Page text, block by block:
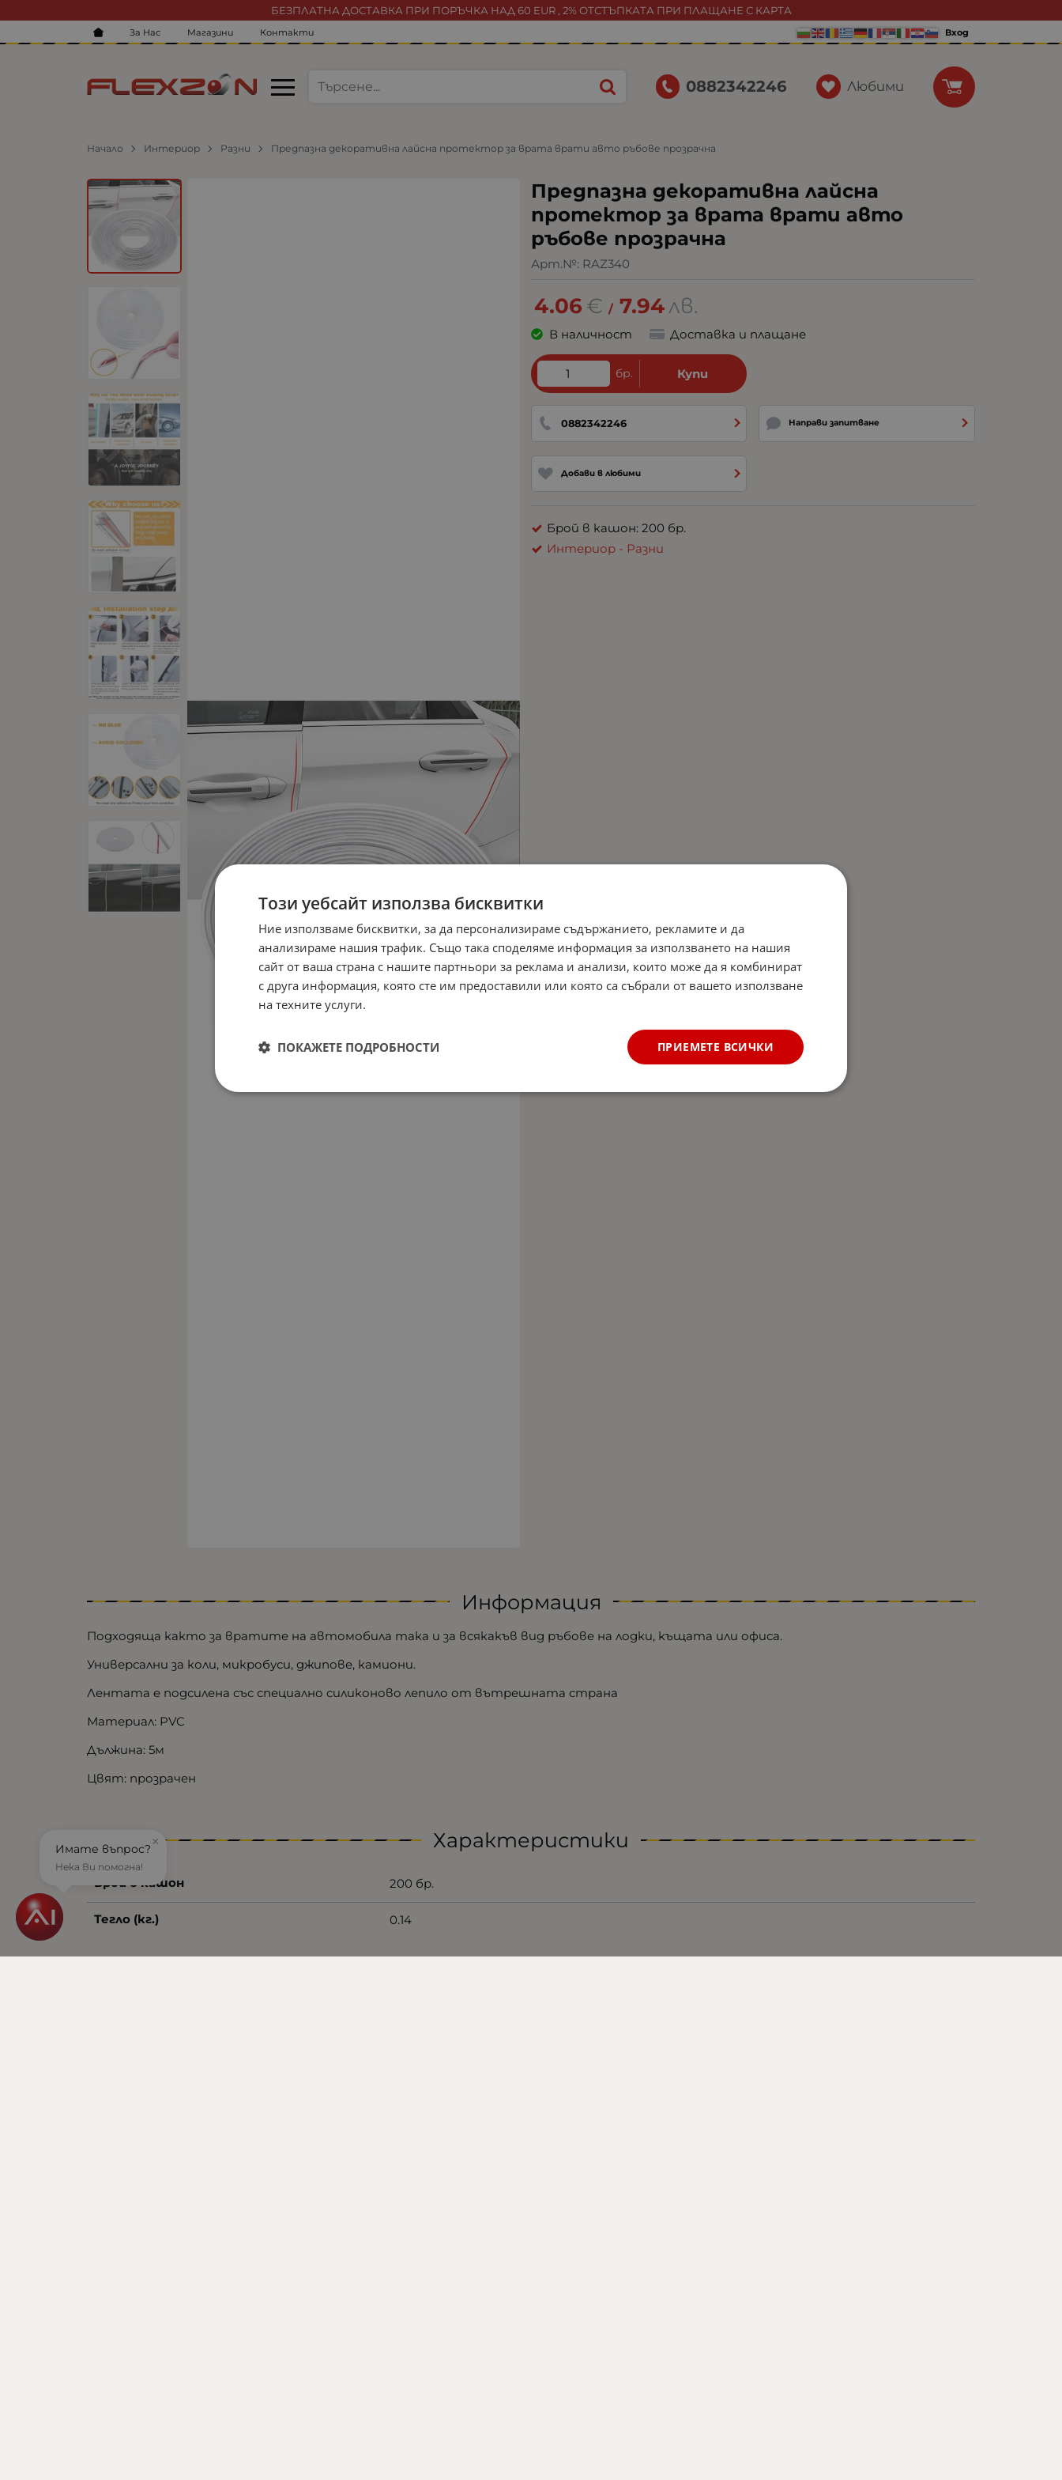
БЕЗПЛАТНА ДОСТАВКА ПРИ ПОРЪЧКА НАД 60 EUR , 2% ОТСТЪПКАТА ПРИ ПЛАЩАНЕ С КАРТА
За Нас Магазини Контакти Вход
0882342246 Любими
Начало Интериор Разни Предпазна декоративна лайсна протектор за врата врати авто ръбове прозрачна
Предпазна декоративна лайсна
протектор за врата врати авто
ръбове прозрачна
Арт.№: RAZ340
4.06 € / 7.94лв.
В наличност Доставка и плащане
бр. Купи
0882342246 Направи запитване
Добави в любими
Брой в кашон: 200 бр.
Интериор - Разни
Информация
Подходяща както за вратите на автомобила така и за всякакъв вид ръбове на лодки, къщата или офиса.
Универсални за коли, микробуси, джипове, камиони.
Лентата е подсилена със специално силиконово лепило от вътрешната страна
Материал: PVC
Дължина: 5м
Цвят: прозрачен
Характеристики
Брой в кашон 200 бр.
Тегло (кг.) 0.14
Този уебсайт използва бисквитки
Ние използваме бисквитки, за да персонализираме съдържанието, рекламите и да
анализираме нашия трафик. Също така споделяме информация за използването на нашия
сайт от ваша страна с нашите партньори за реклама и анализи, които може да я комбинират
с друга информация, която сте им предоставили или която са събрали от вашето използване
на техните услуги.
ПРИЕМЕТЕ ВСИЧКИ
ПОКАЖЕТЕ ПОДРОБНОСТИ
×
Имате въпрос?
Нека Ви помогна!